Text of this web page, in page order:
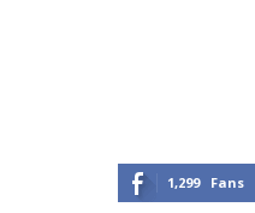
1,299 Fans